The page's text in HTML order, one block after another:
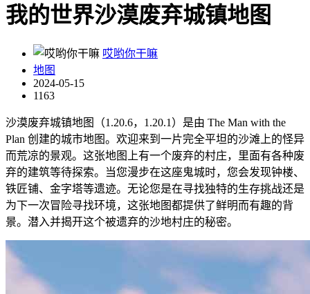
我的世界沙漠废弃城镇地图
哎哟你干嘛
地图
2024-05-15
1163
沙漠废弃城镇地图（1.20.6，1.20.1）是由 The Man with the
Plan 创建的城市地图。欢迎来到一片完全平坦的沙滩上的怪异
而荒凉的景观。这张地图上有一个废弃的村庄，里面有各种废
弃的建筑等待探索。当您漫步在这座鬼城时，您会发现钟楼、
铁匠铺、金字塔等遗迹。无论您是在寻找独特的生存挑战还是
为下一次冒险寻找环境，这张地图都提供了鲜明而有趣的背
景。潜入并揭开这个被遗弃的沙地村庄的秘密。